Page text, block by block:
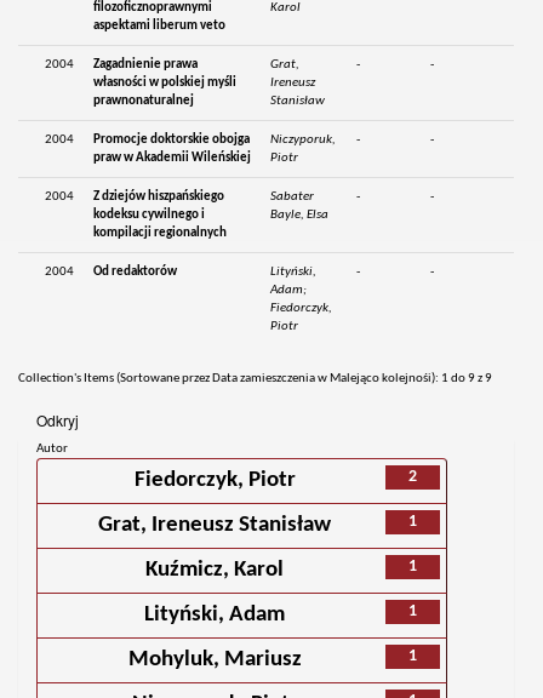
filozoficznoprawnymi
aspektami liberum veto
Karol
2004
Zagadnienie prawa
własności w polskiej myśli
prawnonaturalnej
Grat,
Ireneusz
Stanisław
- -
2004
Promocje doktorskie obojga
praw w Akademii Wileńskiej
Niczyporuk,
Piotr
- -
2004
Z dziejów hiszpańskiego
kodeksu cywilnego i
kompilacji regionalnych
Sabater
Bayle, Elsa
- -
2004 Od redaktorów
Lityński,
Adam;
Fiedorczyk,
Piotr
- -
Collection's Items (Sortowane przez Data zamieszczenia w Malejąco kolejnośi): 1 do 9 z 9
Odkryj
Autor
2
Fiedorczyk, Piotr
1
Grat, Ireneusz Stanisław
1
Kuźmicz, Karol
1
Lityński, Adam
1
Mohyluk, Mariusz